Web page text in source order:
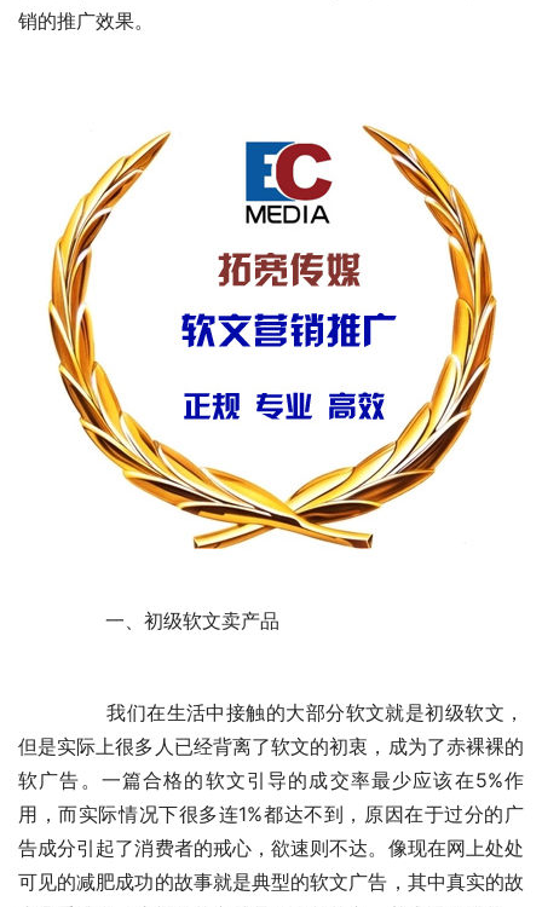
销的推广效果。
	　　一、初级软文卖产品
但是实际上很多人已经背离了软文的初衷，成为了赤裸裸的
软广告。一篇合格的软文引导的成交率最少应该在5%作
用，而实际情况下很多连1%都达不到，原因在于过分的广
告成分引起了消费者的戒心，欲速则不达。像现在网上处处
可见的减肥成功的故事就是典型的软文广告，其中真实的故